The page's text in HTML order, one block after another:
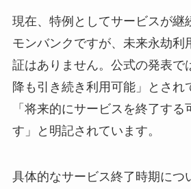
現在、特例としてサービスが継
モンバンクですが、未来永劫利
証はありません。公式の発表で
降も引き続き利用可能」とされ
「将来的にサービスを終了する
す」と明記されています。
具体的なサービス終了時期につ